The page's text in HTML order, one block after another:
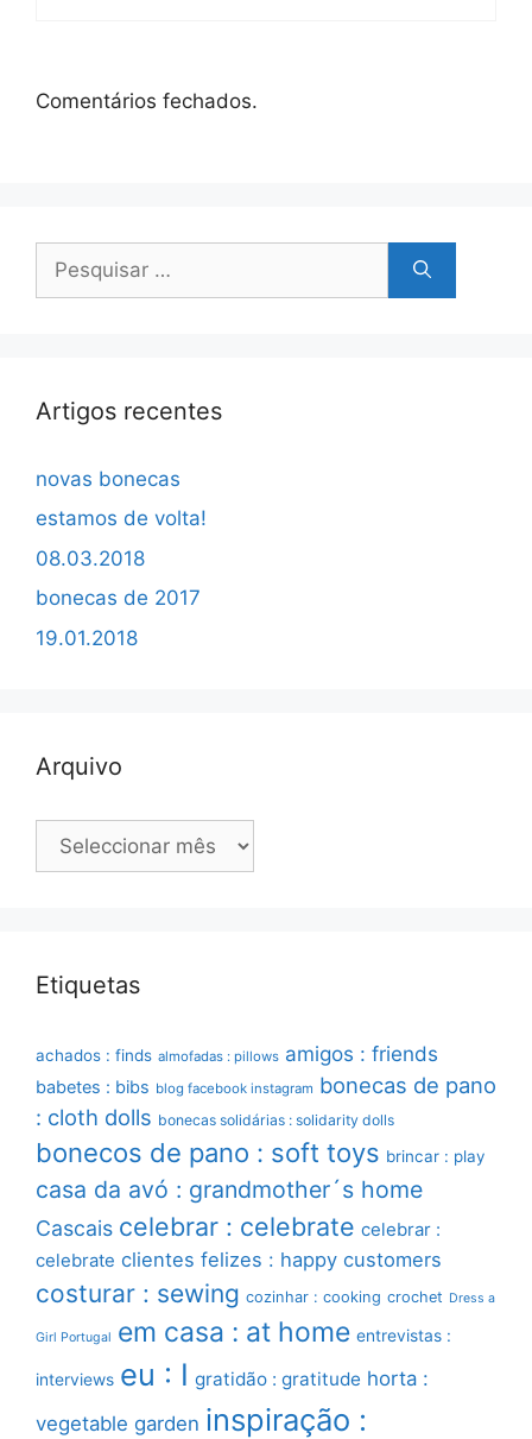
Comentários fechados.
por:
Artigos recentes
novas bonecas
estamos de volta!
08.03.2018
bonecas de 2017
19.01.2018
Arquivo
Arquivo
Etiquetas
achados : finds almofadas : pillows amigos : friends
babetes : bibs blog facebook instagram bonecas de pano
: cloth dolls bonecas solidárias : solidarity dolls
bonecos de pano : soft toys brincar : play
casa da avó : grandmother´s home
Cascais celebrar : celebrate celebrar :
celebrate clientes felizes : happy customers
costurar : sewing cozinhar : cooking crochet Dress a
Girl Portugal em casa : at home entrevistas :
interviews eu : I gratidão : gratitude horta :
vegetable garden inspiração :